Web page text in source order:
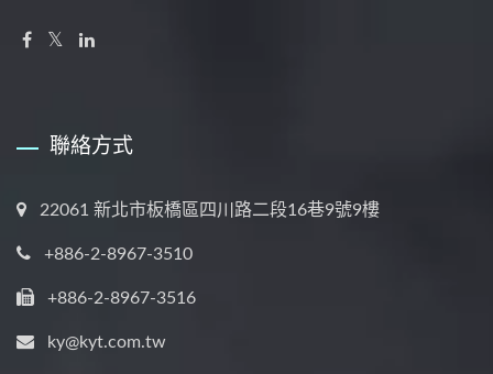
聯絡方式
22061 新北市板橋區四川路二段16巷9號9樓
+886-2-8967-3510
+886-2-8967-3516
ky@kyt.com.tw